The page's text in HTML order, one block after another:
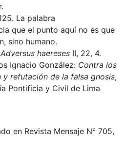
La palabra
que el punto aquí no es que
sino humano.
Adversus haereses II, 22, 4.
Ignacio González: Contra los
y refutación de la falsa gnosis,
Pontificia y Civil de Lima
en Revista Mensaje N° 705,